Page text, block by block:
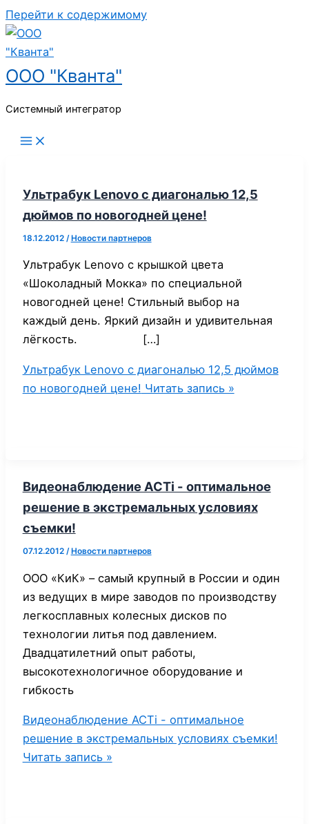
Перейти к содержимому
ООО "Кванта"
Системный интегратор
Ультрабук Lenovo с диагональю 12,5
дюймов по новогодней цене!
18.12.2012 /Новости партнеров
Ультрабук Lenovo с крышкой цвета
«Шоколадный Мокка» по специальной
новогодней цене! Стильный выбор на
каждый день. Яркий дизайн и удивительная
лёгкость. […]
Ультрабук Lenovo с диагональю 12,5 дюймов
по новогодней цене! Читать запись »
Видеонаблюдение ACTi - оптимальное
решение в экстремальных условиях
съемки!
07.12.2012 / Новости партнеров
ООО «КиК» – самый крупный в России и один
из ведущих в мире заводов по производству
легкосплавных колесных дисков по
технологии литья под давлением.
Двадцатилетний опыт работы,
высокотехнологичное оборудование и
гибкость
Видеонаблюдение ACTi - оптимальное
решение в экстремальных условиях съемки!
Читать запись »